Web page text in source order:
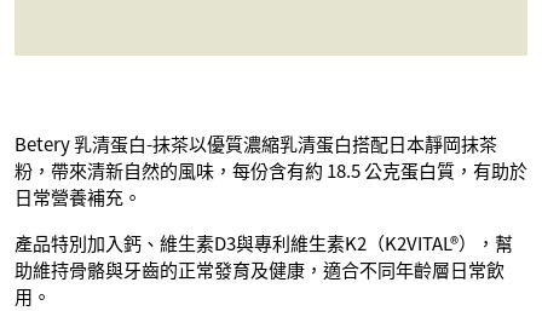
Betery 乳清蛋白-抹茶以優質濃縮乳清蛋白搭配日本靜岡抹茶
粉，帶來清新自然的風味，每份含有約 18.5 公克蛋白質，有助於
日常營養補充。
產品特別加入鈣、維生素D3與專利維生素K2（K2VITAL®），幫
助維持骨骼與牙齒的正常發育及健康，適合不同年齡層日常飲
用。